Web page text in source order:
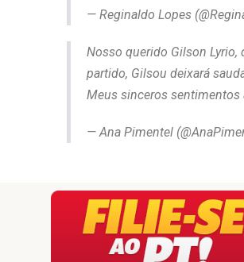
— Reginaldo Lopes
Nosso querido Gilson Lyrio,
partido, Gilsou deixará
Meus sinceros sentimentos
— Ana Pimentel